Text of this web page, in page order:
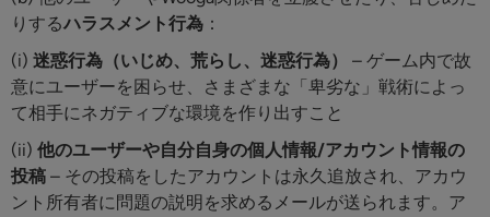
りするハラスメント行為 ：
(i) 迷惑行為（いじめ、荒らし、迷惑行為）
– ゲーム内で故
意にユーザーを困らせ、さまざまな「卑劣な」戦術によっ
て相手にネガティブな環境を作り出すこと
(ii) 他のユーザーや自分自身の個人情報/アカウント情報の
投稿 – その投稿をしたアカウントは永久追放され、アカウ
ント所有者に問題の説明を求めるメールが送られます。ア